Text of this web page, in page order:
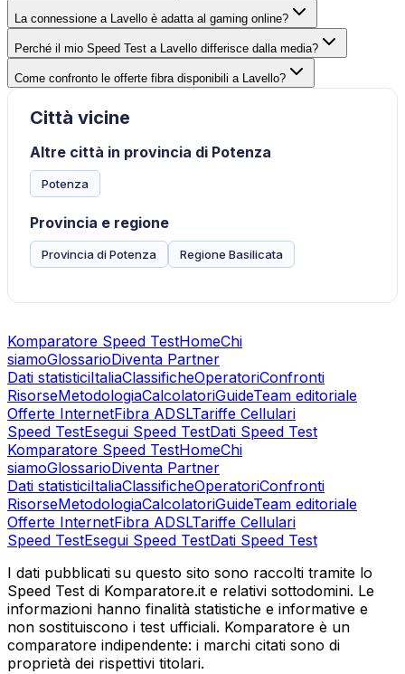
La connessione a Lavello è adatta al gaming online?
Perché il mio Speed Test a Lavello differisce dalla media?
Come confronto le offerte fibra disponibili a Lavello?
Città vicine
Altre città in provincia di Potenza
Potenza
Provincia e regione
Provincia di Potenza Regione Basilicata
Komparatore Speed TestHomeChi
siamoGlossarioDiventa Partner
Dati statisticiItaliaClassificheOperatoriConfronti
RisorseMetodologiaCalcolatoriGuideTeam editoriale
Offerte InternetFibra ADSLTariffe Cellulari
Speed TestEsegui Speed TestDati Speed Test
Komparatore Speed TestHomeChi
siamoGlossarioDiventa Partner
Dati statisticiItaliaClassificheOperatoriConfronti
RisorseMetodologiaCalcolatoriGuideTeam editoriale
Offerte InternetFibra ADSLTariffe Cellulari
Speed TestEsegui Speed TestDati Speed Test
I dati pubblicati su questo sito sono raccolti tramite lo
Speed Test di Komparatore.it e relativi sottodomini. Le
informazioni hanno finalità statistiche e informative e
non sostituiscono i test ufficiali. Komparatore è un
comparatore indipendente: i marchi citati sono di
proprietà dei rispettivi titolari.